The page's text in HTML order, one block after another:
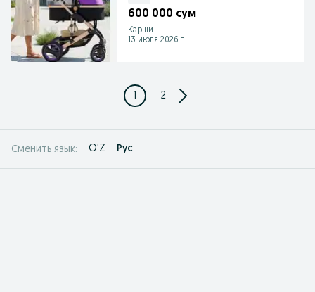
600 000 сум
Карши
13 июля 2026 г.
1 2
Сменить язык: O'Z Рус